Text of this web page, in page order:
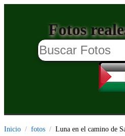
Fotos
Inicio fotos Luna en el camino de